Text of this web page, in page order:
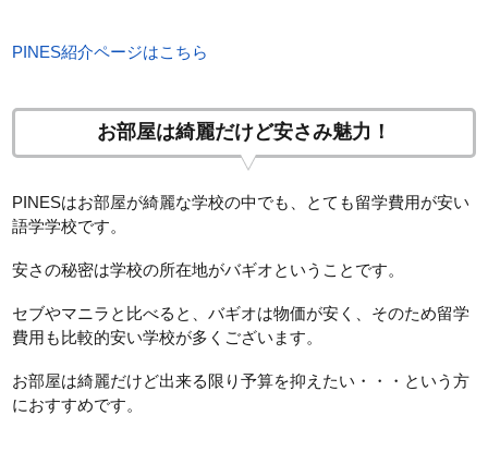
PINES紹介ページはこちら
お部屋は綺麗だけど安さみ魅力！
PINESはお部屋が綺麗な学校の中でも、とても留学費用が安い
語学学校です。
安さの秘密は学校の所在地がバギオということです。
セブやマニラと比べると、バギオは物価が安く、そのため留学
費用も比較的安い学校が多くございます。
お部屋は綺麗だけど出来る限り予算を抑えたい・・・という方
におすすめです。